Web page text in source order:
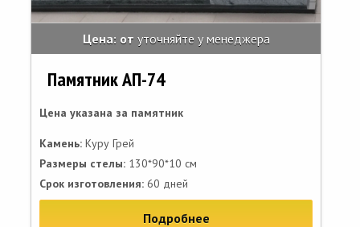
Цена: от уточняйте у менеджера
Памятник АП-74
Цена указана за памятник
Камень: Куру Грей
Размеры стелы: 130*90*10 см
Срок изготовления: 60 дней
Подробнее